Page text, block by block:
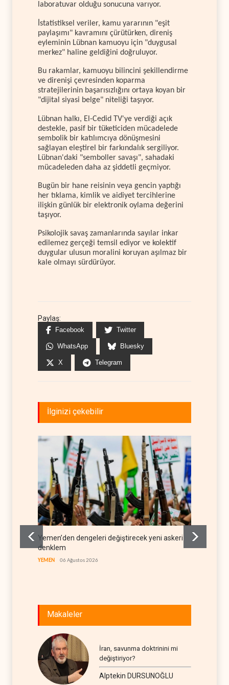
laboratuvar olduğu sonucuna varıyor.
İstatistiksel veriler, kamu yararının "eşit
paylaşımı" kavramını çürütürken, direniş
eyleminin Lübnan kamuoyu için "duygusal
merkez" haline geldiğini doğruluyor.
Bu rakamlar, kamuoyu bilincini şekillendirme
ve direnişi çevresinden koparma
stratejilerinin başarısızlığını ortaya koyan bir
"dijital siyasi belge" niteliği taşıyor.
Lübnan halkı, El-Cedid TV'ye verdiği açık
destekle, pasif bir tüketiciden mücadelede
sembolik bir katılımcıya dönüşmesini
sağlayan eleştirel bir farkındalık sergiliyor.
Lübnan'daki "semboller savaşı", sahadaki
mücadeleden daha az şiddetli geçmiyor.
Bugün bir hane reisinin veya gencin yaptığı
her tıklama, kimlik ve aidiyet tercihlerine
ilişkin günlük bir elektronik oylama değerini
taşıyor.
Psikolojik savaş zamanlarında sayılar inkar
edilemez gerçeği temsil ediyor ve kolektif
duygular ulusun moralini koruyan aşılmaz bir
kale olmayı sürdürüyor.
Paylaş:
Facebook Twitter
WhatsApp Bluesky
X Telegram
İlginizi çekebilir
Yemen’den dengeleri değiştirecek yeni askeri
denklem
YEMEN 06 Ağustos 2026
Makaleler
İran, savunma doktrinini mi
değiştiriyor?
Alptekin DURSUNOĞLU